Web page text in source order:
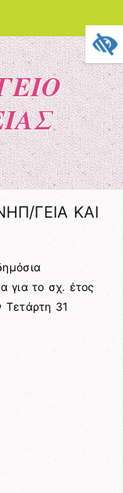
ΓΕΙΑ ΚΑΙ
για το σχ. έτος
Τετάρτη 31